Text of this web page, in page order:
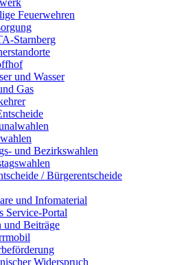
Feuerwehren
Starnberg
und Wasser
Gas
und Bezirkswahlen
/ Bürgerentscheide
und Infomaterial
Service-Portal
und Beiträge
Widerspruch